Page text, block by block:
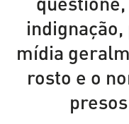
mídia
rosto e o